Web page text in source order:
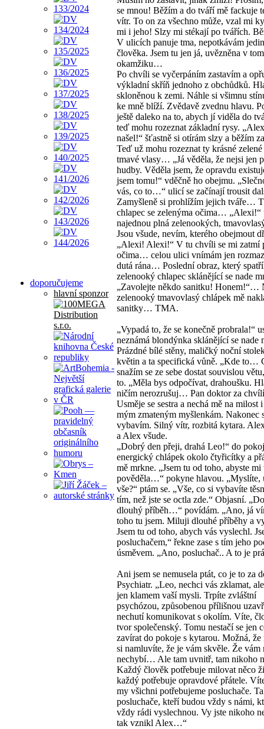
doporučujeme
hlavní sponzor
se mnou! Běžím a do tváří mě fackuje
vítr. To on za všechno může, vzal mi
mi i jeho! Slzy mi stékají po tvářích.
V ulicích panuje tma, nepotkávám
člověka. Jsem tu jen já, uvězněna v
okamžiku…
Po chvíli se vyčerpáním zastavím a
výkladní skříň jednoho z obchůdků.
skloněnou k zemi. Náhle si všimnu
ke mně blíží. Zvědavě zvednu hlavu.
ještě daleko na to, abych jí viděla do
teď mohu rozeznat základní rysy.
našel!“ šťastně si otírám slzy a běžím
Teď už mohu rozeznat ty krásné
tmavé vlasy… „Já věděla, že nejsi jen
hudby. Věděla jsem, že opravdu
jsem tomu!“ vděčně ho obejmu.
vás, co to…“ ulicí se začínají trousit
Zamyšleně si prohlížím jejich tváře…
chlapec se zelenýma očima… „Alexi!“
najednou plná zelenookých,
Jsou všude, nevím, kterého obejmout
„Alexi! Alexi!“ V tu chvíli se mi zatmí
očima… celou ulici vnímám jen
dutá rána… Poslední obraz, který
zelenooký chlapec sklánějící se nade
„Zavolejte někdo sanitku! Honem!“…
zelenooký tmavovlasý chlápek mě
sanitky… TMA.
„Vypadá to, že se konečně probrala!“
neznámá blondýnka sklánějící se nade
Prázdné bílé stěny, maličký noční
květin a ta specifická vůně. „Kde to…
snažím se ze sebe dostat souvislou
to. „Měla bys odpočívat, drahoušku.
ničím nerozrušuj… Pan doktor za
Usměje se sestra a nechá mě na milost
mým zmateným myšlenkám. Nakonec
vybavím. Silný vítr, rozbitá kytara.
a Alex všude.
„Dobrý den přeji, drahá Leo!“ do
energický chlápek okolo čtyřicítky a
mě mrkne. „Jsem tu od toho, abyste mi
pověděla…“ pokyne hlavou. „Myslíte,
vše?“ ptám se. „Vše, co si vybavíte
tím, než jste se octla zde.“ Objasní.
dlouhý příběh…“ povídám. „Ano, já
toho tu jsem. Miluji dlouhé příběhy a
Jsem tu od toho, abych vás vyslechl.
posluchačem,“ řekne zase s tím jeho
úsměvem. „Ano, posluchač.. A to je
Ani jsem se nemusela ptát, co je to za
Psychiatr. „Leo, nechci vás zklamat,
jen klamem vaší mysli. Trpíte zvláštní
psychózou, způsobenou přílišnou
nechutí komunikovat s okolím. Víte,
tvor společenský. Tomu nestačí se jen
zavírat do pokoje s kytarou. Možná, že
si namluvíte, že je vám skvěle. Že vám
nechybí… Ale tam uvnitř, tam nikoho
Každý člověk potřebuje milovat něco
každý potřebuje opravdové přátele.
my všichni potřebujeme posluchače.
posluchače, kteří budou vždy s námi,
vždy rádi vyslechnou. Vy jste nikoho
tak vznikl Alex…“